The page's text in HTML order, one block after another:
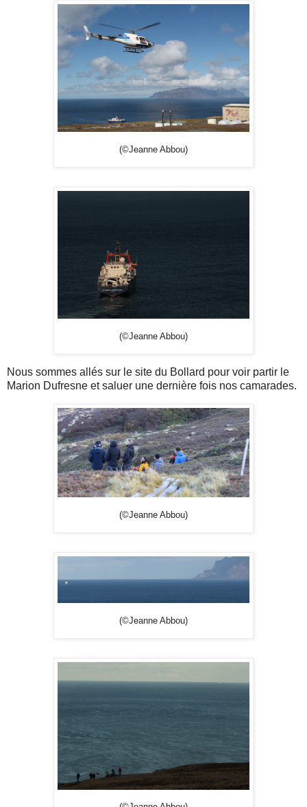
(©Jeanne Abbou)
(©Jeanne Abbou)
Nous sommes allés sur le site du Bollard pour voir partir le
Marion Dufresne et saluer une dernière fois nos camarades.
(©Jeanne Abbou)
(©Jeanne Abbou)